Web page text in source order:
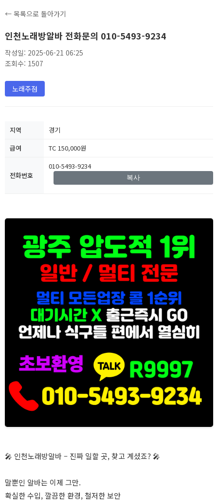
← 목록으로 돌아가기
인천노래방알바 전화문의 010-5493-9234
작성일: 2025-06-21 06:25
조회수: 1507
노래주점
지역
경기
급여
TC 150,000원
전화번호
010-5493-9234
복사
🎤 인천노래방알바 – 진짜 일할 곳, 찾고 계셨죠? 🎤
말뿐인 알바는 이제 그만.
확실한 수입, 깔끔한 환경, 철저한 보안